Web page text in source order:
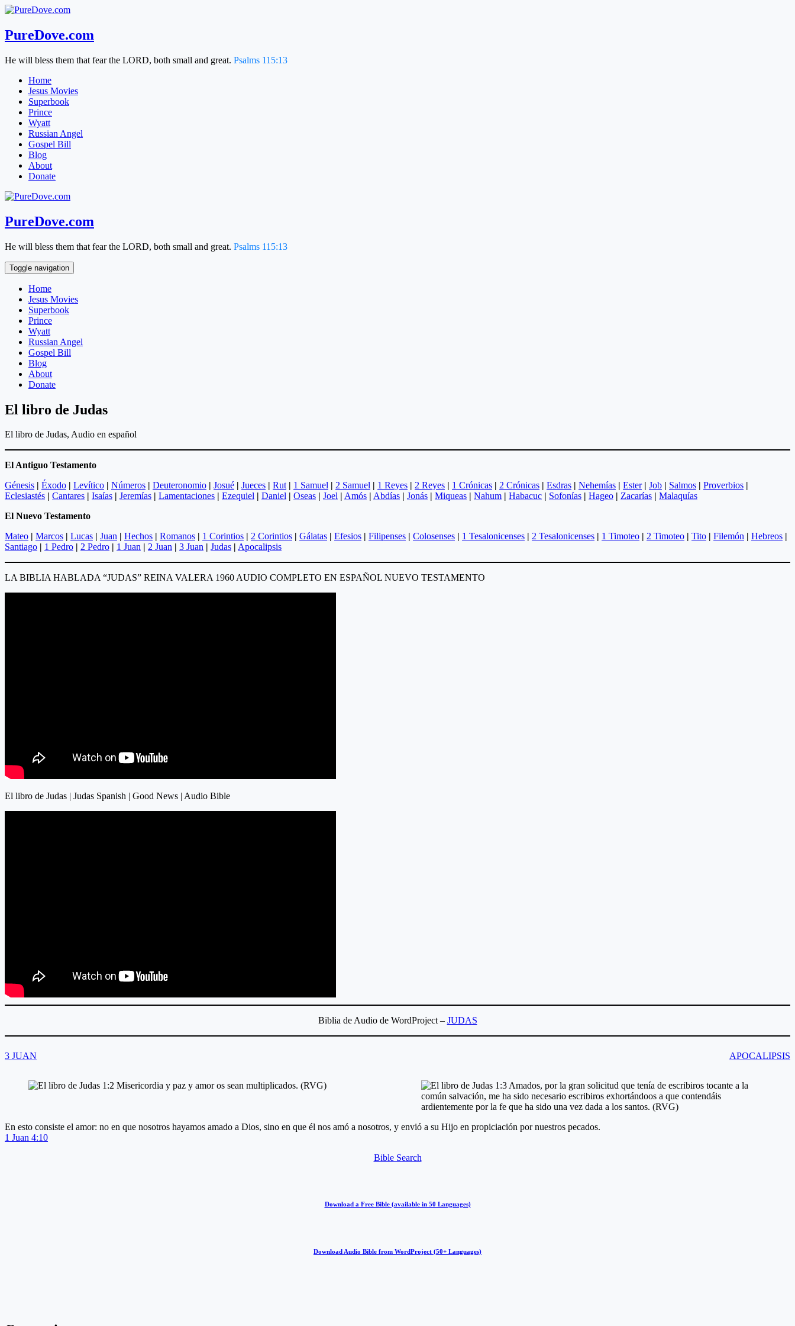
Skip
content
PureDove.com
He will bless them that fear the LORD, both small and great. Psalms 115:13
Home
Jesus Movies
Superbook
Prince
Wyatt
Russian Angel
Gospel Bill
Blog
About
Donate
PureDove.com
He will bless them that fear the LORD, both small and great. Psalms 115:13
Toggle navigation
Home
Jesus Movies
Superbook
Prince
Wyatt
Russian Angel
Gospel Bill
Blog
About
Donate
El libro de Judas
El libro de Judas, Audio en español
El Antiguo Testamento
Génesis | Éxodo | Levítico | Números | Deuteronomio | Josué | Jueces | Rut | 1 Samuel | 2 Samuel | 1 Reyes | 2 Reyes | 1 Crónicas | 2 Crónicas | Esdras | Nehemías | Ester | Job | Salmos | Proverbios |
Eclesiastés | Cantares | Isaías | Jeremías | Lamentaciones | Ezequiel | Daniel | Oseas | Joel | Amós | Abdías | Jonás | Miqueas | Nahum | Habacuc | Sofonías | Hageo | Zacarías | Malaquías
El Nuevo Testamento
Mateo | Marcos | Lucas | Juan | Hechos | Romanos | 1 Corintios | 2 Corintios | Gálatas | Efesios | Filipenses | Colosenses | 1 Tesalonicenses | 2 Tesalonicenses | 1 Timoteo | 2 Timoteo | Tito | Filemón | Hebreos |
Santiago | 1 Pedro | 2 Pedro | 1 Juan | 2 Juan | 3 Juan | Judas | Apocalipsis
LA BIBLIA HABLADA “JUDAS” REINA VALERA 1960 AUDIO COMPLETO EN ESPAÑOL NUEVO TESTAMENTO
El libro de Judas | Judas Spanish | Good News | Audio Bible
Biblia de Audio de WordProject – JUDAS
3 JUAN APOCALIPSIS
En esto consiste el amor: no en que nosotros hayamos amado a Dios, sino en que él nos amó a nosotros, y envió a su Hijo en propiciación por nuestros pecados.
1 Juan 4:10
Bible Search
Download a Free Bible (available in 50 Languages)
Download Audio Bible from WordProject (50+ Languages)